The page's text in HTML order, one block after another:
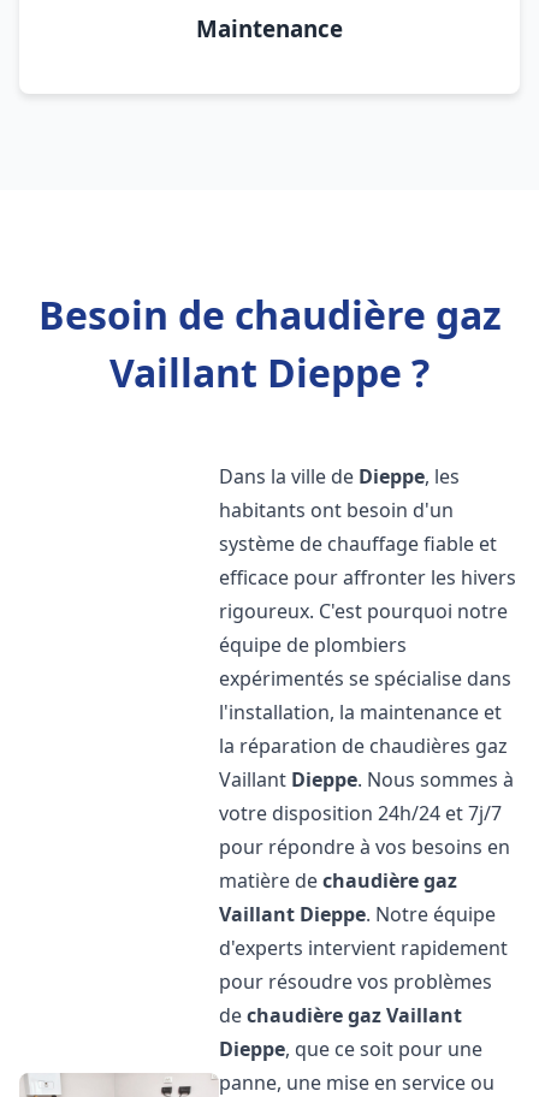
Maintenance
Besoin de chaudière gaz
Vaillant Dieppe ?
Dans la ville de Dieppe, les
habitants ont besoin d'un
système de chauffage fiable et
efficace pour affronter les hivers
rigoureux. C'est pourquoi notre
équipe de plombiers
expérimentés se spécialise dans
l'installation, la maintenance et
la réparation de chaudières gaz
Vaillant Dieppe. Nous sommes à
votre disposition 24h/24 et 7j/7
pour répondre à vos besoins en
matière dechaudière gaz
Vaillant Dieppe. Notre équipe
d'experts intervient rapidement
pour résoudre vos problèmes
dechaudière gaz Vaillant
Dieppe, que ce soit pour une
panne, une mise en service ou